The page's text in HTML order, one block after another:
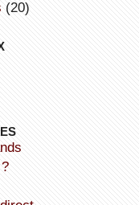
(20)